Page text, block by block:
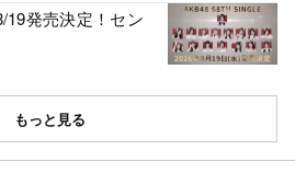
19発売決定！セン
もっと見る